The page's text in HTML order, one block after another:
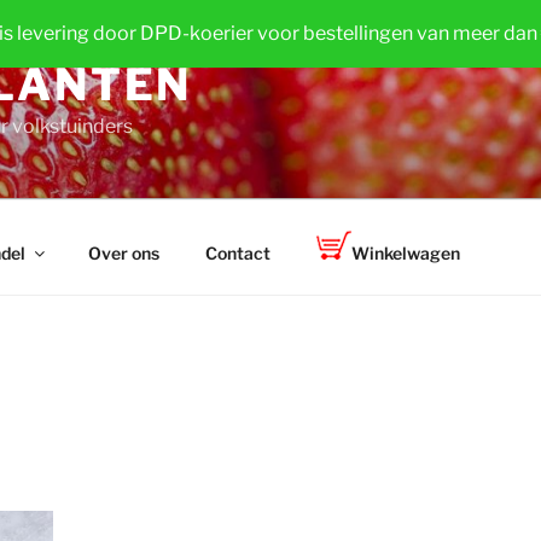
levering door DPD-koerier voor bestellingen van meer
volkstuinders
Over ons Contact Winkelwagen